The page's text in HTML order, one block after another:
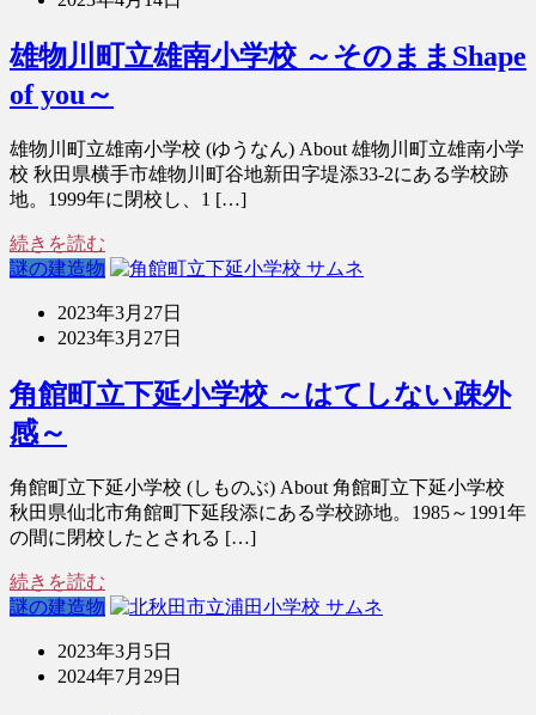
雄物川町立雄南小学校 ～そのままShape
of you～
雄物川町立雄南小学校 (ゆうなん) About 雄物川町立雄南小学
校 秋田県横手市雄物川町谷地新田字堤添33-2にある学校跡
地。1999年に閉校し、1 […]
続きを読む
謎の建造物
2023年3月27日
2023年3月27日
角館町立下延小学校 ～はてしない疎外
感～
角館町立下延小学校 (しものぶ) About 角館町立下延小学校
秋田県仙北市角館町下延段添にある学校跡地。1985～1991年
の間に閉校したとされる […]
続きを読む
謎の建造物
2023年3月5日
2024年7月29日